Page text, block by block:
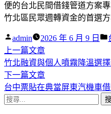
便的台北民間借錢管道方案
竹北區民眾週轉資金的首選方
作
者:
admin 2026 年 6 月 9 日
文
章
導
覽
上一篇文章下
一
篇
文
竹北融資與個人噴霧降溫選
下一篇文章下
一
台中票貼在典當屏東汽機車
搜